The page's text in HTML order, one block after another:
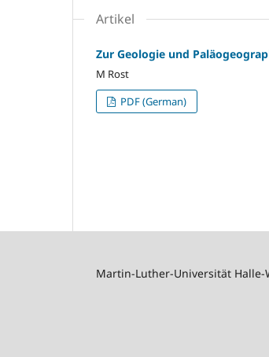
Artikel
Zur Geologie und
M Rost
PDF (German)
Martin-Luther-Universität